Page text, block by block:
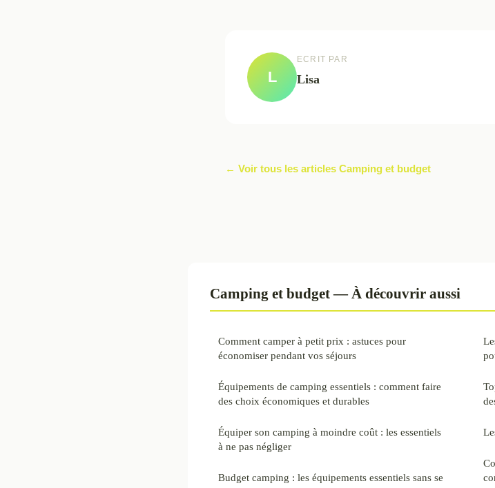
L
ECRIT PAR
Lisa
← Voir tous les articles Camping et budget
Camping et budget — À découvrir aussi
Comment camper à petit prix : astuces pour
économiser pendant vos séjours
Équipements de camping essentiels : comment faire
des choix économiques et durables
Équiper son camping à moindre coût : les essentiels
à ne pas négliger
Budget camping : les équipements essentiels sans se